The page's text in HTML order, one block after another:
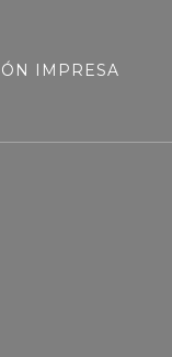
IMPRESA